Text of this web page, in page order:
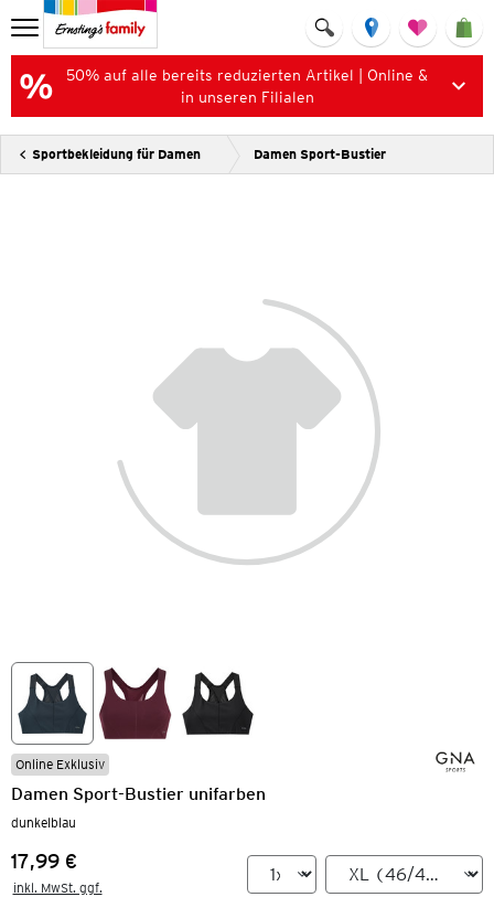
50% auf alle bereits reduzierten Artikel | Online &
in unseren Filialen
Sportbekleidung für Damen Damen Sport-Bustier
Online Exklusiv
Damen Sport-Bustier unifarben
dunkelblau
Preis:
17,99 €
inkl. MwSt. ggf.